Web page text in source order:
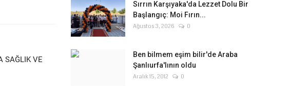
SAĞLIK VE
Sırrın Karşıyaka'da Lezzet Dolu Bir
Başlangıç: Moi Fırın...
Ağustos 3, 2026 0
Ben bilmem eşim bilir'de Araba
Şanlıurfa'lının oldu
Aralık 15, 2012 0